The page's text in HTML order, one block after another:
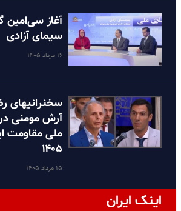
آغاز سی‌امین
سیمای آزادی
۱۶ مرداد ۱۴۰۵
سخنرانیهای
آرش مومنی
ملی مقاومت
۱۴۰۵
۱۵ مرداد ۱۴۰۵
اینک ایران